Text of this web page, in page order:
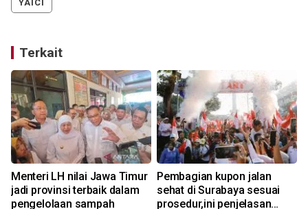
YAICI
Terkait
Menteri LH nilai Jawa Timur
jadi provinsi terbaik dalam
pengelolaan sampah
Pembagian kupon jalan
sehat di Surabaya sesuai
prosedur,ini penjelasan